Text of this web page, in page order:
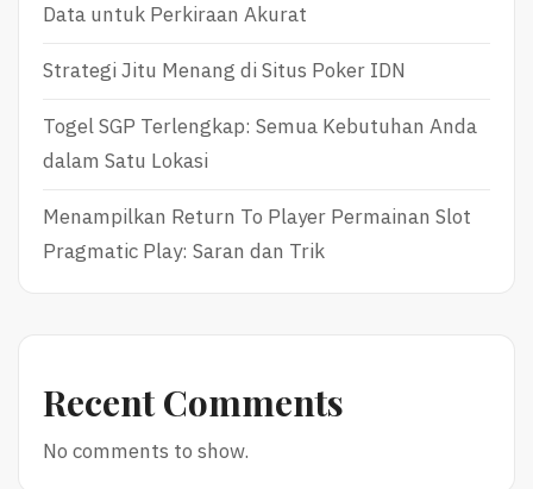
Data untuk Perkiraan Akurat
Strategi Jitu Menang di Situs Poker IDN
Togel SGP Terlengkap: Semua Kebutuhan Anda
dalam Satu Lokasi
Menampilkan Return To Player Permainan Slot
Pragmatic Play: Saran dan Trik
Recent Comments
No comments to show.